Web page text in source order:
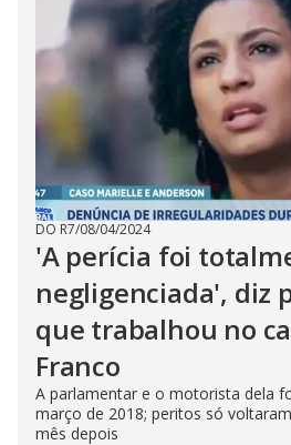
DO R7/08/04/2024
'A perícia foi
negligenciada', diz
que trabalhou no
Franco
A parlamentar e o motorista dela
março de 2018; peritos só
mês depois